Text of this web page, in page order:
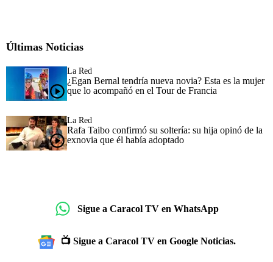
Últimas Noticias
La Red
¿Egan Bernal tendría nueva novia? Esta es la mujer
que lo acompañó en el Tour de Francia
La Red
Rafa Taibo confirmó su soltería: su hija opinó de la
exnovia que él había adoptado
Sigue a Caracol TV en WhatsApp
📺 Sigue a Caracol TV en Google Noticias.